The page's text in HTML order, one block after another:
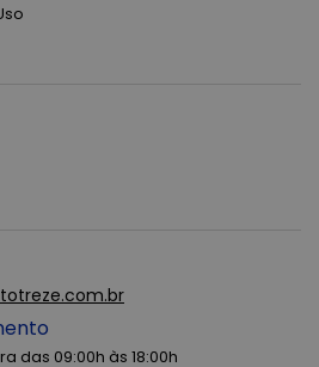
das 09:00h às 18:00h